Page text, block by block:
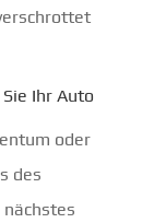
Ihr Auto
oder
des